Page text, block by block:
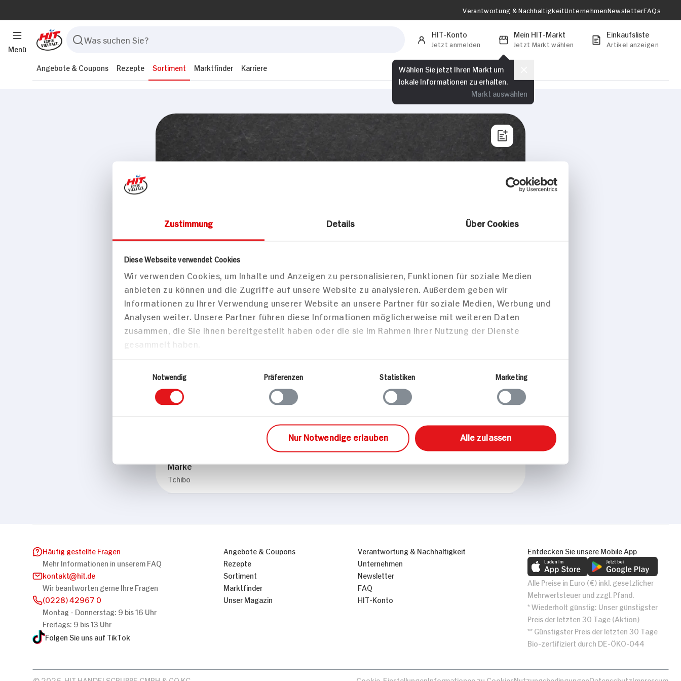
Zustimmung
Diese Webseite verwendet Cookies
Wir verwenden Cookies, um Inhalte und Anzeigen zu personalisieren, Funktionen für soziale Medien
anbieten zu können und die Zugriffe auf unsere Website zu analysieren. Außerdem geben wir
Informationen zu Ihrer Verwendung unserer Website an unsere Partner für soziale Medien, Werbung und
gesammelt haben.
Einwilligungsauswahl
Notwendig
Präferenzen Statistiken Marketing
Menü
Verantwortung & NachhaltigkeitUnternehmenNewsletterFAQs
HIT-Konto
Jetzt anmelden
Mein HIT-Markt
Jetzt Markt wählen
Wählen Sie jetzt Ihren Markt um
lokale Informationen zu erhalten.
Markt auswählen
Einkaufsliste
Artikel anzeigen
Angebote & Coupons Rezepte Sortiment Marktfinder Karriere
Haus & Freizeit Tchibo
Tchibo Stoffklammern, k
Stück
Markt finden
Bitte wählen Sie einen Markt aus,
um lokale Informationen zu sehen.
Zum Marktfinder
Marke
Tchibo
Häufig gestellte Fragen
Mehr Informationen in unserem FAQ
kontakt
hit.de
Wir beantworten gerne Ihre Fragen
(0228) 42967 0
Montag - Donnerstag: 9 bis 16 Uhr
Freitags: 9 bis 13 Uhr
Folgen Sie uns auf TikTok
Angebote & Coupons
Rezepte
Sortiment
Marktfinder
Unser Magazin
Verantwortung & Nachhaltigkeit
Unternehmen
Newsletter
FAQ
HIT-Konto
Entdecken Sie unsere Mobile App
Alle Preise in Euro (€) inkl. gesetzlicher
Mehrwertsteuer und zzgl. Pfand.
* Wiederholt günstig: Unser günstigster
Preis der letzten 30 Tage (Aktion)
** Günstigster Preis der letzten 30 Tage
Bio-zertifiziert durch DE-ÖKO-044